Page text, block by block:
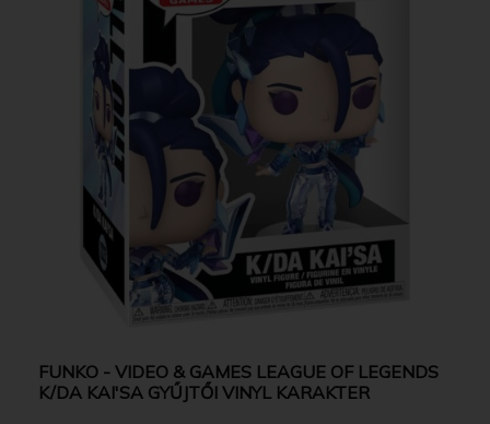
FUNKO - VIDEO & GAMES LEAGUE OF LEGENDS
K/DA KAI'SA GYŰJTŐI VINYL KARAKTER